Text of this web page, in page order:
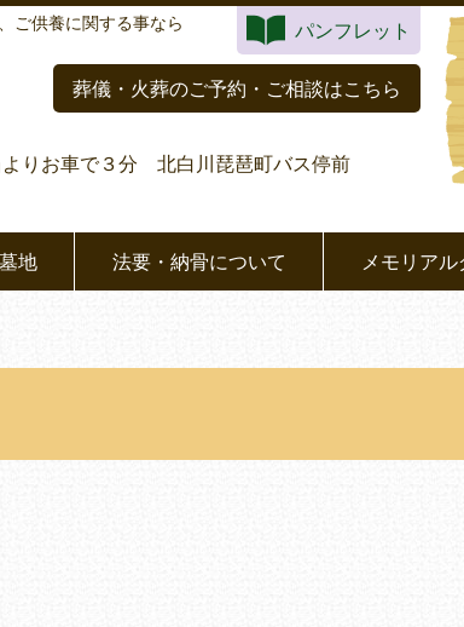
ご供養に関する事なら パンフレット
葬儀・火葬のご予約・ご相談はこちら
りお車で３分 北白川琵琶町バス停前
地 法要・納骨について メモリアル